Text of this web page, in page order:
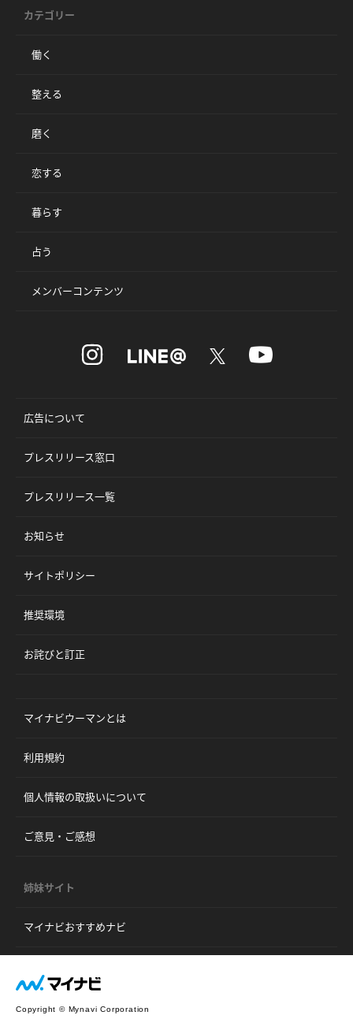
カテゴリー
働く
整える
磨く
恋する
暮らす
占う
メンバーコンテンツ
広告について
プレスリリース窓口
プレスリリース一覧
お知らせ
サイトポリシー
推奨環境
お詫びと訂正
マイナビウーマンとは
利用規約
個人情報の取扱いについて
ご意見・ご感想
姉妹サイト
マイナビおすすめナビ
Copyright © Mynavi Corporation